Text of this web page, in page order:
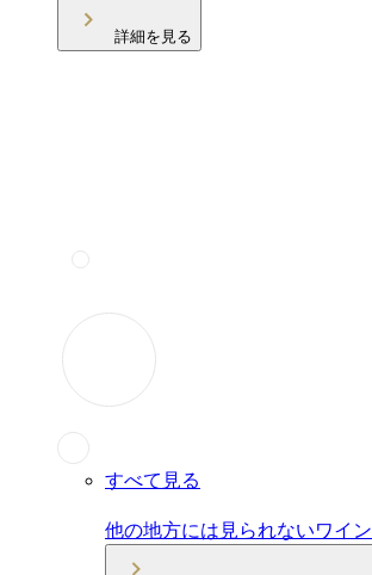
詳細を見る
すべて見る
他の地方には見られないワイン